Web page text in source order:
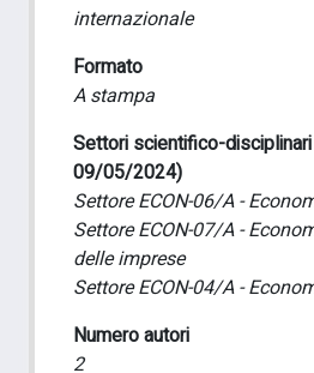
internazionale
Formato
A stampa
Settori scientifico-
09/05/2024)
Settore ECON-06/A -
Settore ECON-07/A -
delle imprese
Settore ECON-04/A -
Numero autori
2